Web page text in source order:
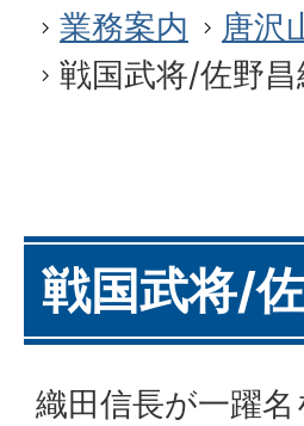
業務案内
唐沢
戦国武将/佐野昌
戦国武将/
織田信長が一躍